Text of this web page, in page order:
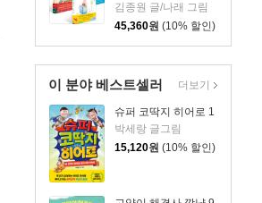
김종원 글/나래 그림
45,360원 (10% 할인)
이 분야 베스트셀러
슈퍼 코딱지 히어로 1
박세랑 글그림
15,120원 (10% 할인)
더보기